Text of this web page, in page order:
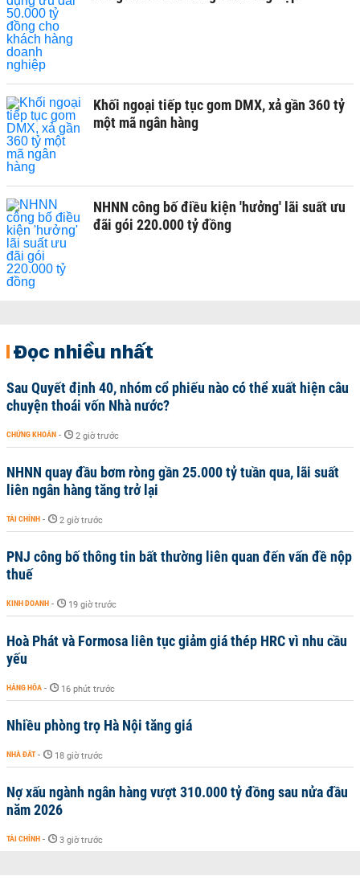
Khối ngoại tiếp tục gom DMX, xả gần 360 tỷ
một mã ngân hàng
NHNN công bố điều kiện 'hưởng' lãi suất ưu
đãi gói 220.000 tỷ đồng
Đọc nhiều nhất
Sau Quyết định 40, nhóm cổ phiếu nào có thể xuất hiện câu
chuyện thoái vốn Nhà nước?
CHỨNG KHOÁN - 2 giờ trước
NHNN quay đầu bơm ròng gần 25.000 tỷ tuần qua, lãi suất
liên ngân hàng tăng trở lại
TÀI CHÍNH - 2 giờ trước
PNJ công bố thông tin bất thường liên quan đến vấn đề nộp
thuế
KINH DOANH - 19 giờ trước
Hoà Phát và Formosa liên tục giảm giá thép HRC vì nhu cầu
yếu
HÀNG HÓA - 16 phút trước
Nhiều phòng trọ Hà Nội tăng giá
NHÀ ĐẤT - 18 giờ trước
Nợ xấu ngành ngân hàng vượt 310.000 tỷ đồng sau nửa đầu
năm 2026
TÀI CHÍNH - 3 giờ trước